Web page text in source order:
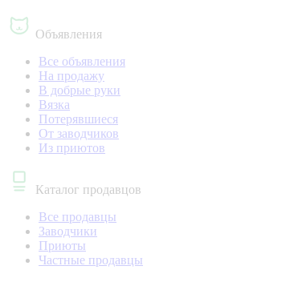
Объявления
Все объявления
На продажу
В добрые руки
Вязка
Потерявшиеся
От заводчиков
Из приютов
Каталог продавцов
Все продавцы
Заводчики
Приюты
Частные продавцы